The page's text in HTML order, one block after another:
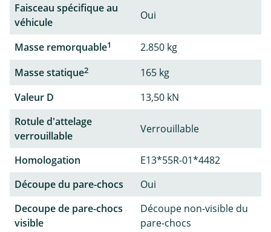
Faisceau spécifique au
véhicule
Oui
Masse remorquable1
2.850 kg
Masse statique2
165 kg
Valeur D
13,50 kN
Rotule d'attelage
verrouillable
Verrouillable
Homologation
E13*55R-01*4482
Découpe du pare-chocs
Oui
Decoupe de pare-chocs
visible
Découpe non-visible du
pare-chocs